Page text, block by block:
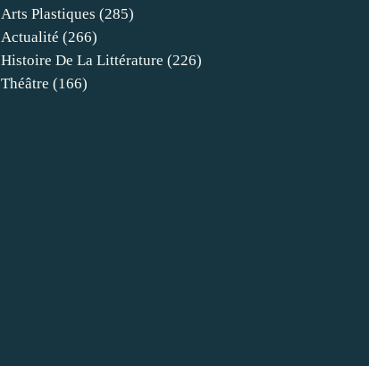
Arts Plastiques (285)
Actualité (266)
Histoire De La Littérature (226)
Théâtre (166)